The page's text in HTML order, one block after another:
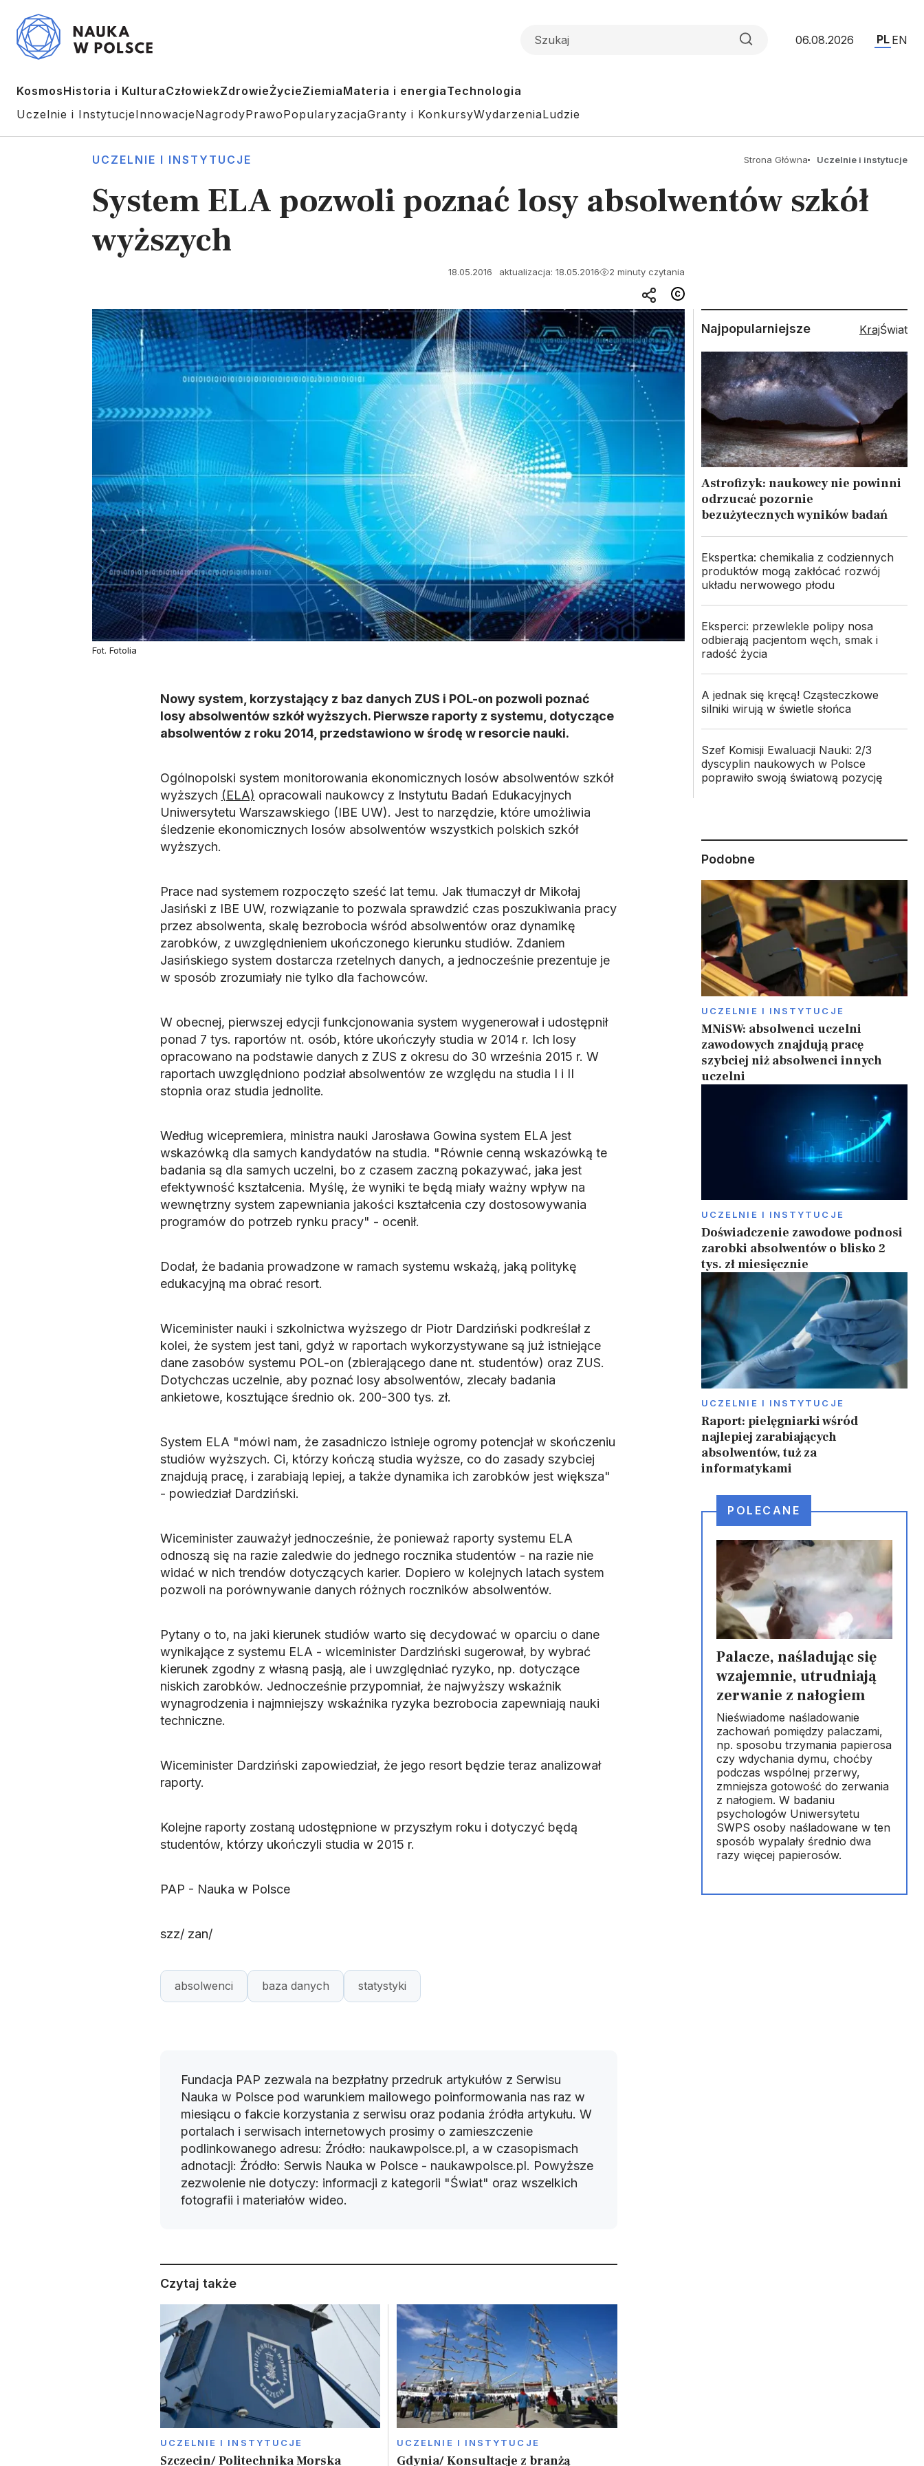
06.08.2026 PL EN
KosmosHistoria i KulturaCzłowiekZdrowieŻycieZiemiaMateria i energiaTechnologia
Uczelnie i InstytucjeInnowacjeNagrodyPrawoPopularyzacjaGranty i KonkursyWydarzeniaLudzie
UCZELNIE I INSTYTUCJE Strona Główna Uczelnie i instytucje
System ELA pozwoli poznać losy absolwentów szkół
wyższych
18.05.2016 aktualizacja: 18.05.2016 2 minuty czytania
Fot. Fotolia
Nowy system, korzystający z baz danych ZUS i POL-on pozwoli poznać
losy absolwentów szkół wyższych. Pierwsze raporty z systemu, dotyczące
absolwentów z roku 2014, przedstawiono w środę w resorcie nauki.
Ogólnopolski system monitorowania ekonomicznych losów absolwentów szkół
wyższych (ELA) opracowali naukowcy z Instytutu Badań Edukacyjnych
Uniwersytetu Warszawskiego (IBE UW). Jest to narzędzie, które umożliwia
śledzenie ekonomicznych losów absolwentów wszystkich polskich szkół
wyższych.
Prace nad systemem rozpoczęto sześć lat temu. Jak tłumaczył dr Mikołaj
Jasiński z IBE UW, rozwiązanie to pozwala sprawdzić czas poszukiwania pracy
przez absolwenta, skalę bezrobocia wśród absolwentów oraz dynamikę
zarobków, z uwzględnieniem ukończonego kierunku studiów. Zdaniem
Jasińskiego system dostarcza rzetelnych danych, a jednocześnie prezentuje je
w sposób zrozumiały nie tylko dla fachowców.
W obecnej, pierwszej edycji funkcjonowania system wygenerował i udostępnił
ponad 7 tys. raportów nt. osób, które ukończyły studia w 2014 r. Ich losy
opracowano na podstawie danych z ZUS z okresu do 30 września 2015 r. W
raportach uwzględniono podział absolwentów ze względu na studia I i II
stopnia oraz studia jednolite.
Według wicepremiera, ministra nauki Jarosława Gowina system ELA jest
wskazówką dla samych kandydatów na studia. "Równie cenną wskazówką te
badania są dla samych uczelni, bo z czasem zaczną pokazywać, jaka jest
efektywność kształcenia. Myślę, że wyniki te będą miały ważny wpływ na
wewnętrzny system zapewniania jakości kształcenia czy dostosowywania
programów do potrzeb rynku pracy" - ocenił.
Dodał, że badania prowadzone w ramach systemu wskażą, jaką politykę
edukacyjną ma obrać resort.
Wiceminister nauki i szkolnictwa wyższego dr Piotr Dardziński podkreślał z
kolei, że system jest tani, gdyż w raportach wykorzystywane są już istniejące
dane zasobów systemu POL-on (zbierającego dane nt. studentów) oraz ZUS.
Dotychczas uczelnie, aby poznać losy absolwentów, zlecały badania
ankietowe, kosztujące średnio ok. 200-300 tys. zł.
System ELA "mówi nam, że zasadniczo istnieje ogromy potencjał w skończeniu
studiów wyższych. Ci, którzy kończą studia wyższe, co do zasady szybciej
znajdują pracę, i zarabiają lepiej, a także dynamika ich zarobków jest większa"
- powiedział Dardziński.
Wiceminister zauważył jednocześnie, że ponieważ raporty systemu ELA
odnoszą się na razie zaledwie do jednego rocznika studentów - na razie nie
widać w nich trendów dotyczących karier. Dopiero w kolejnych latach system
pozwoli na porównywanie danych różnych roczników absolwentów.
Pytany o to, na jaki kierunek studiów warto się decydować w oparciu o dane
wynikające z systemu ELA - wiceminister Dardziński sugerował, by wybrać
kierunek zgodny z własną pasją, ale i uwzględniać ryzyko, np. dotyczące
niskich zarobków. Jednocześnie przypomniał, że najwyższy wskaźnik
wynagrodzenia i najmniejszy wskaźnika ryzyka bezrobocia zapewniają nauki
techniczne.
Wiceminister Dardziński zapowiedział, że jego resort będzie teraz analizował
raporty.
Kolejne raporty zostaną udostępnione w przyszłym roku i dotyczyć będą
studentów, którzy ukończyli studia w 2015 r.
PAP - Nauka w Polsce
szz/ zan/
absolwenci baza danych statystyki
Fundacja PAP zezwala na bezpłatny przedruk artykułów z Serwisu
Nauka w Polsce pod warunkiem mailowego poinformowania nas raz w
miesiącu o fakcie korzystania z serwisu oraz podania źródła artykułu. W
portalach i serwisach internetowych prosimy o zamieszczenie
podlinkowanego adresu: Źródło: naukawpolsce.pl, a w czasopismach
adnotacji: Źródło: Serwis Nauka w Polsce - naukawpolsce.pl. Powyższe
zezwolenie nie dotyczy: informacji z kategorii "Świat" oraz wszelkich
fotografii i materiałów wideo.
Czytaj także
UCZELNIE I INSTYTUCJE
Szczecin/ Politechnika Morska
UCZELNIE I INSTYTUCJE
Gdynia/ Konsultacje z branżą
Najpopularniejsze KrajŚwiat
Astrofizyk: naukowcy nie powinni
odrzucać pozornie
bezużytecznych wyników badań
Ekspertka: chemikalia z codziennych
produktów mogą zakłócać rozwój
układu nerwowego płodu
Eksperci: przewlekle polipy nosa
odbierają pacjentom węch, smak i
radość życia
A jednak się kręcą! Cząsteczkowe
silniki wirują w świetle słońca
Szef Komisji Ewaluacji Nauki: 2/3
dyscyplin naukowych w Polsce
poprawiło swoją światową pozycję
Podobne
UCZELNIE I INSTYTUCJE
MNiSW: absolwenci uczelni
zawodowych znajdują pracę
szybciej niż absolwenci innych
uczelni
UCZELNIE I INSTYTUCJE
Doświadczenie zawodowe podnosi
zarobki absolwentów o blisko 2
tys. zł miesięcznie
UCZELNIE I INSTYTUCJE
Raport: pielęgniarki wśród
najlepiej zarabiających
absolwentów, tuż za
informatykami
POLECANE
Palacze, naśladując się
wzajemnie, utrudniają
zerwanie z nałogiem
Nieświadome naśladowanie
zachowań pomiędzy palaczami,
np. sposobu trzymania papierosa
czy wdychania dymu, choćby
podczas wspólnej przerwy,
zmniejsza gotowość do zerwania
z nałogiem. W badaniu
psychologów Uniwersytetu
SWPS osoby naśladowane w ten
sposób wypalały średnio dwa
razy więcej papierosów.